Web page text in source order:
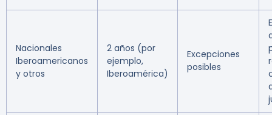
Nacionales
Iberoamericanos
y otros
2 años (por
ejemplo,
Iberoamérica)
Excepciones
posibles